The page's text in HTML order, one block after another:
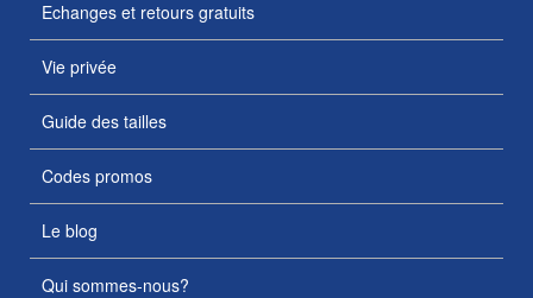
Echanges et retours gratuits
Vie privée
Guide des tailles
Codes promos
Le blog
Qui sommes-nous?